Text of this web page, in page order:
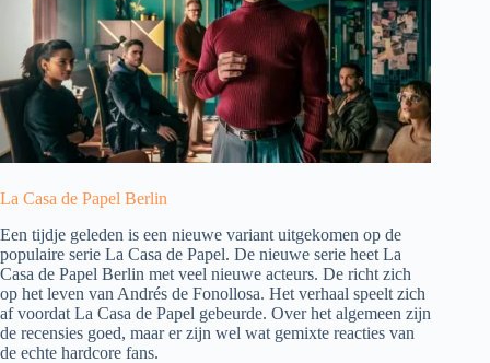
La Casa de Papel Berlin
Een tijdje geleden is een nieuwe variant uitgekomen op de
populaire serie La Casa de Papel. De nieuwe serie heet La
Casa de Papel Berlin met veel nieuwe acteurs. De richt zich
op het leven van Andrés de Fonollosa. Het verhaal speelt zich
af voordat La Casa de Papel gebeurde. Over het algemeen zijn
de recensies goed, maar er zijn wel wat gemixte reacties van
de echte hardcore fans.